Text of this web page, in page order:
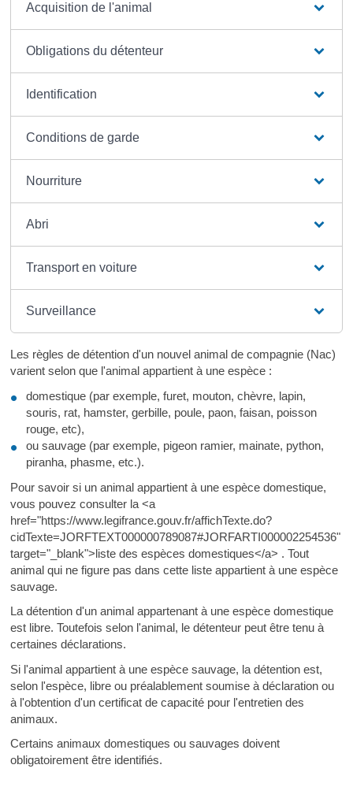
Acquisition de l'animal
Obligations du détenteur
Identification
Conditions de garde
Nourriture
Abri
Transport en voiture
Surveillance
Les règles de détention d'un nouvel animal de compagnie (Nac)
varient selon que l'animal appartient à une espèce :
domestique (par exemple, furet, mouton, chèvre, lapin,
souris, rat, hamster, gerbille, poule, paon, faisan, poisson
rouge, etc),
ou sauvage (par exemple, pigeon ramier, mainate, python,
piranha, phasme, etc.).
Pour savoir si un animal appartient à une espèce domestique,
vous pouvez consulter la <a
href="https://www.legifrance.gouv.fr/affichTexte.do?
cidTexte=JORFTEXT000000789087#JORFARTI000002254536"
target="_blank">liste des espèces domestiques</a> . Tout
animal qui ne figure pas dans cette liste appartient à une espèce
sauvage.
La détention d'un animal appartenant à une espèce domestique
est libre. Toutefois selon l'animal, le détenteur peut être tenu à
certaines déclarations.
Si l'animal appartient à une espèce sauvage, la détention est,
selon l'espèce, libre ou préalablement soumise à déclaration ou
à l'obtention d'un certificat de capacité pour l'entretien des
animaux.
Certains animaux domestiques ou sauvages doivent
obligatoirement être identifiés.